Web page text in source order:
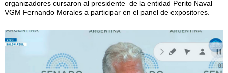
organizadores cursaron al presidente de la entidad Perito Naval
VGM Fernando Morales a participar en el panel de expositores.